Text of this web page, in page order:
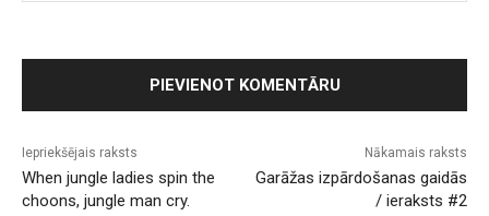
Iepriekšējais raksts
When jungle ladies spin the
choons, jungle man cry.
Nākamais raksts
Garāžas izpārdošanas gaidās
/ ieraksts #2